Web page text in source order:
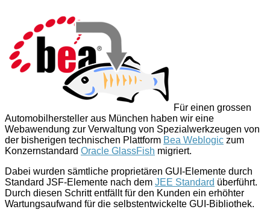
Für einen grossen
Automobilhersteller aus München haben wir eine
Webawendung zur Verwaltung von Spezialwerkzeugen von
der bisherigen technischen Plattform Bea Weblogic zum
Konzernstandard Oracle GlassFish migriert.
Dabei wurden sämtliche proprietären GUI-Elemente durch
Standard JSF-Elemente nach dem JEE Standard überführt.
Durch diesen Schritt entfällt für den Kunden ein erhöhter
Wartungsaufwand für die selbstentwickelte GUI-Bibliothek.